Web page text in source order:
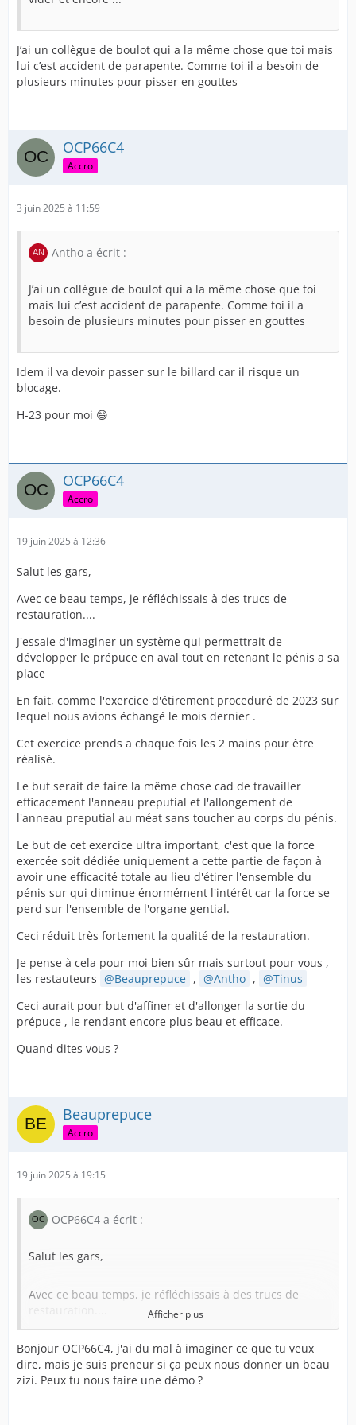
Donc la responsable explique a son étudiante :
" Après le réveil , pour les soins, pense bien a recallotter
car avec la sonde cela peut provoquer un eudeme au
gland"
un possible eudeme, après la toilette, pareil."
Je lui réponds : " bien madame 😀 "
Cette scène a engendré une énorme satisfaction chez
moi car en réalité tout est passé incognito, personne n'a
seconde que j'étais restauré.
considéré comme un homme normal lamba prepucé.
Que ce soit des femmes ou des hommes.
J'ai kiffé.🤟👌
J’ai un collègue de boulot qui a la même chose que toi mais
lui c’est accident de parapente. Comme toi il a besoin de
plusieurs minutes pour pisser en gouttes
OCP66C4
Accro
3 juin 2025 à 11:59
Antho a écrit :
J’ai un collègue de boulot qui a la même chose que toi
mais lui c’est accident de parapente. Comme toi il a
besoin de plusieurs minutes pour pisser en gouttes
Idem il va devoir passer sur le billard car il risque un
blocage.
H-23 pour moi 😄
OCP66C4
Accro
19 juin 2025 à 12:36
Salut les gars,
Avec ce beau temps, je réfléchissais à des trucs de
restauration....
J'essaie d'imaginer un système qui permettrait de
développer le prépuce en aval tout en retenant le pénis a sa
place
En fait, comme l'exercice d'étirement proceduré de 2023 sur
lequel nous avions échangé le mois dernier .
Cet exercice prends a chaque fois les 2 mains pour être
réalisé.
Le but serait de faire la même chose cad de travailler
efficacement l'anneau preputial et l'allongement de
l'anneau preputial au méat sans toucher au corps du pénis.
Le but de cet exercice ultra important, c'est que la force
exercée soit dédiée uniquement a cette partie de façon à
avoir une efficacité totale au lieu d'étirer l'ensemble du
pénis sur qui diminue énormément l'intérêt car la force se
perd sur l'ensemble de l'organe gential.
Ceci réduit très fortement la qualité de la restauration.
Je pense à cela pour moi bien sûr mais surtout pour vous ,
les restauteurs
Beauprepuce , Antho ,
Tinus
Ceci aurait pour but d'affiner et d'allonger la sortie du
prépuce , le rendant encore plus beau et efficace.
Quand dites vous ?
Beauprepuce
Accro
19 juin 2025 à 19:15
OCP66C4 a écrit :
Salut les gars,
Avec ce beau temps, je réfléchissais à des trucs de
J'essaie d'imaginer un système qui permettrait de
développer le prépuce en aval tout en retenant le pénis
a sa place
Afficher plus
Bonjour OCP66C4, j'ai du mal à imaginer ce que tu veux
dire, mais je suis preneur si ça peux nous donner un beau
zizi. Peux tu nous faire une démo ?